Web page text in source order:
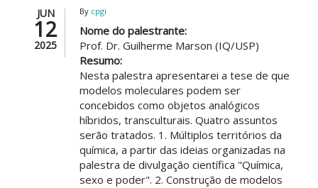
JUN
12
2025
By cpgi
Nome do palestrante:
Prof. Dr. Guilherme Marson (IQ/USP)
Resumo:
Nesta palestra apresentarei a tese de que
modelos moleculares podem ser
concebidos como objetos analógicos
híbridos, transculturais. Quatro assuntos
serão tratados. 1. Múltiplos territórios da
química, a partir das ideias organizadas na
palestra de divulgação científica "Química,
sexo e poder". 2. Construção de modelos